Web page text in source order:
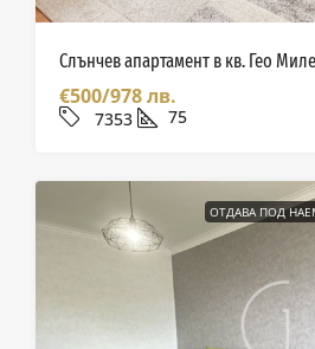
Слънчев апартамент в кв. Гео
€500/978 лв.
7353 75
ОТДАВА ПОД